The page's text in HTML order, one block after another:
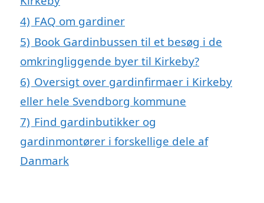
4) FAQ om gardiner
5) Book Gardinbussen til et besøg i de
omkringliggende byer til Kirkeby?
6) Oversigt over gardinfirmaer i Kirkeby
eller hele Svendborg kommune
7) Find gardinbutikker og
gardinmontører i forskellige dele af
Danmark